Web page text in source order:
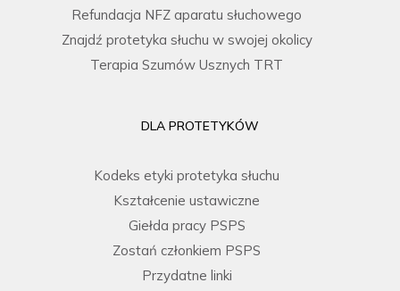
Refundacja NFZ aparatu słuchowego
Znajdź protetyka słuchu w swojej okolicy
Terapia Szumów Usznych TRT
DLA PROTETYKÓW
Kodeks etyki protetyka słuchu
Kształcenie ustawiczne
Giełda pracy PSPS
Zostań członkiem PSPS
Przydatne linki